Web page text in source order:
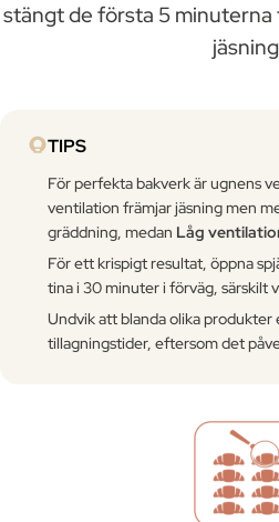
stängt de första 5
TIPS
För perfekta bakverk är ugnens
ventilation främjar jäsning men
gräddning, medan Låg
För ett krispigt resultat, öppna
tina i 30 minuter i förväg, särskilt
Undvik att blanda olika produkter
tillagningstider, eftersom det